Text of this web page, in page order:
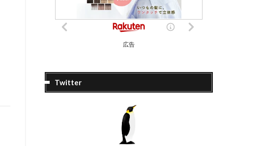
広告
Twitter